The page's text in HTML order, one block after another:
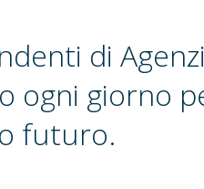
di
ogni giorno
futuro.